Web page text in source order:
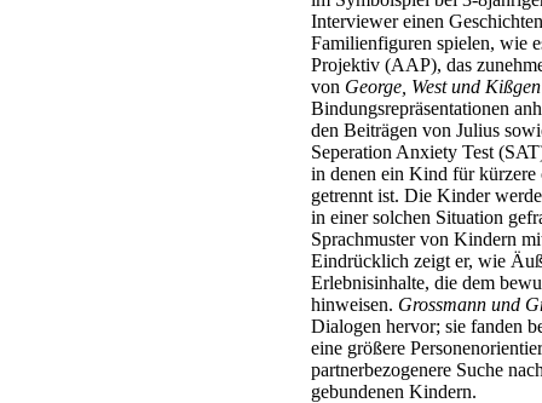
Interviewer einen
Familienfiguren spielen, wie
Projektiv (AAP), das
von George, West und Kißgen
Bindungsrepräsentationen
den Beiträgen von Julius
Seperation Anxiety Test
in denen ein Kind für kürzere
getrennt ist. Die Kinder
in einer solchen Situation
Sprachmuster von Kindern
Eindrücklich zeigt er, wie
Erlebnisinhalte, die dem
hinweisen. Grossmann und
Dialogen hervor; sie fanden
eine größere
partnerbezogenere Suche
gebundenen Kindern.